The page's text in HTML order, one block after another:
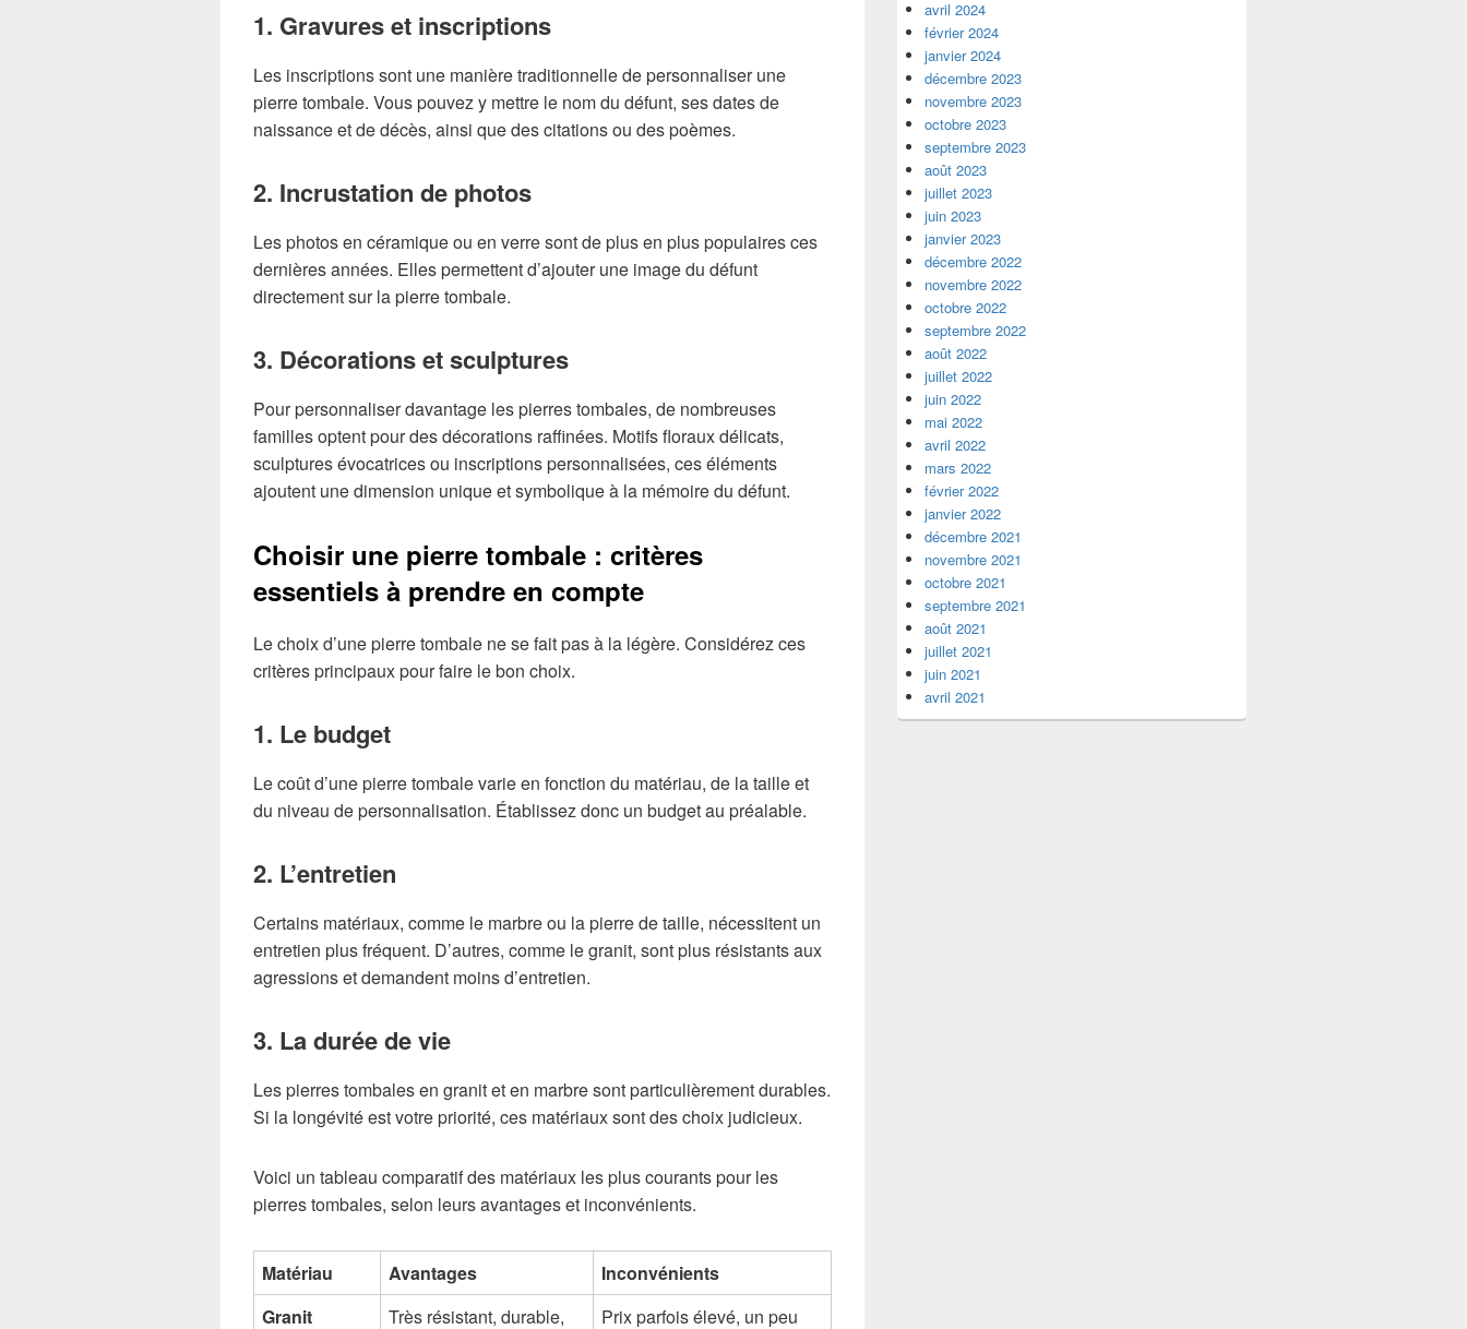
1. Gravures et inscriptions
Les inscriptions sont une manière traditionnelle de personnaliser une
pierre tombale. Vous pouvez y mettre le nom du défunt, ses dates de
naissance et de décès, ainsi que des citations ou des poèmes.
2. Incrustation de photos
Les photos en céramique ou en verre sont de plus en plus populaires ces
dernières années. Elles permettent d’ajouter une image du défunt
directement sur la pierre tombale.
3. Décorations et sculptures
Pour personnaliser davantage les pierres tombales, de nombreuses
familles optent pour des décorations raffinées. Motifs floraux délicats,
sculptures évocatrices ou inscriptions personnalisées, ces éléments
ajoutent une dimension unique et symbolique à la mémoire du défunt.
Choisir une pierre tombale : critères
essentiels à prendre en compte
Le choix d’une pierre tombale ne se fait pas à la légère. Considérez ces
critères principaux pour faire le bon choix.
1. Le budget
Le coût d’une pierre tombale varie en fonction du matériau, de la taille et
du niveau de personnalisation. Établissez donc un budget au préalable.
2. L’entretien
Certains matériaux, comme le marbre ou la pierre de taille, nécessitent un
entretien plus fréquent. D’autres, comme le granit, sont plus résistants aux
agressions et demandent moins d’entretien.
3. La durée de vie
Les pierres tombales en granit et en marbre sont particulièrement durables.
Si la longévité est votre priorité, ces matériaux sont des choix judicieux.
Voici un tableau comparatif des matériaux les plus courants pour les
pierres tombales, selon leurs avantages et inconvénients.
Matériau Avantages
Inconvénients
Granit
Très résistant, durable, Prix parfois élevé, un peu
avril 2024
février 2024
janvier 2024
décembre 2023
novembre 2023
octobre 2023
septembre 2023
août 2023
juillet 2023
juin 2023
janvier 2023
décembre 2022
novembre 2022
octobre 2022
septembre 2022
août 2022
juillet 2022
juin 2022
mai 2022
avril 2022
mars 2022
février 2022
janvier 2022
décembre 2021
novembre 2021
octobre 2021
septembre 2021
août 2021
juillet 2021
juin 2021
avril 2021